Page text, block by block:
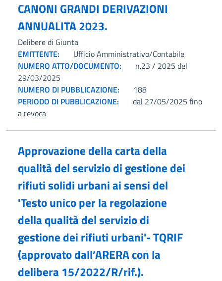
CANONI GRANDI DERIVAZIONI
ANNUALITA 2023.
Delibere di Giunta
EMITTENTE:
Ufficio Amministrativo/Contabile
NUMERO ATTO/DOCUMENTO:
n.23 / 2025 del
29/03/2025
NUMERO DI PUBBLICAZIONE:
188
PERIODO DI PUBBLICAZIONE:
dal 27/05/2025 fino
a revoca
Approvazione della carta della
qualità del servizio di gestione dei
rifiuti solidi urbani ai sensi del
'Testo unico per la regolazione
della qualità del servizio di
gestione dei rifiuti urbani'- TQRIF
(approvato dall’ARERA con la
delibera 15/2022/R/rif.).